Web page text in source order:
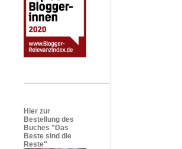
Hier zur
Bestellung des
Buches "Das
Beste sind die
Reste"